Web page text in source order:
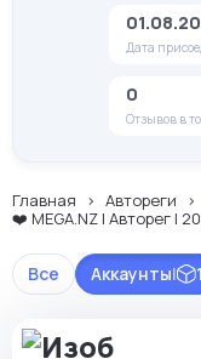
Дата
0
Отзывов в
Главная Автореги
❤️ MEGA.NZ | Авторег |
Все Аккаунты| 1